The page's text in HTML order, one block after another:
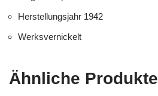
Herstellungsjahr 1942
Werksvernickelt
Ähnliche Produkte